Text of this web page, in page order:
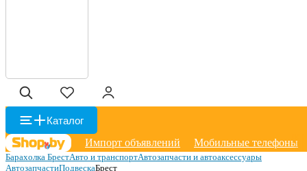
Каталог
Импорт объявлений
Мобильные телефоны
Барахолка БрестАвто и транспортАвтозапчасти и автоаксессуары
АвтозапчастиПодвескаБрест